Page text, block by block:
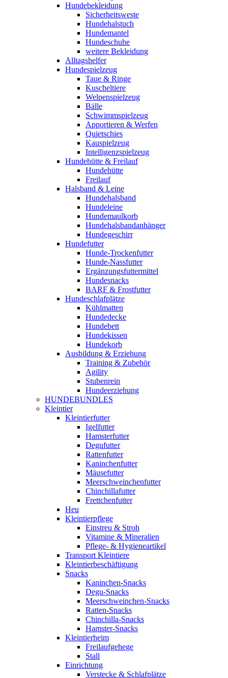
Hundebekleidung
Sicherheitsweste
Hundehalstuch
Hundemantel
Hundeschuhe
weitere Bekleidung
Alltagshelfer
Hundespielzeug
Taue & Ringe
Kuscheltiere
Welpenspielzeug
Bälle
Schwimmspielzeug
Apportieren & Werfen
Quietschies
Kauspielzeug
Intelligenzspielzeug
Hundehütte & Freilauf
Hundehütte
Freilauf
Halsband & Leine
Hundehalsband
Hundeleine
Hundemaulkorb
Hundehalsbandanhänger
Hundegeschirr
Hundefutter
Hunde-Trockenfutter
Hunde-Nassfutter
Ergänzungsfuttermittel
Hundesnacks
BARF & Frostfutter
Hundeschlafplätze
Kühlmatten
Hundedecke
Hundebett
Hundekissen
Hundekorb
Ausbildung & Erziehung
Training & Zubehör
Agility
Stubenrein
Hundeerziehung
HUNDEBUNDLES
Kleintier
Kleintierfutter
Igelfutter
Hamsterfutter
Degufutter
Rattenfutter
Kaninchenfutter
Mäusefutter
Meerschweinchenfutter
Chinchillafutter
Frettchenfutter
Heu
Kleintierpflege
Einstreu & Stroh
Vitamine & Mineralien
Pflege- & Hygieneartikel
Transport Kleintiere
Kleintierbeschäftigung
Snacks
Kaninchen-Snacks
Degu-Snacks
Meerschweinchen-Snacks
Ratten-Snacks
Chinchilla-Snacks
Hamster-Snacks
Kleintierheim
Freilaufgehege
Stall
Einrichtung
Verstecke & Schlafplätze